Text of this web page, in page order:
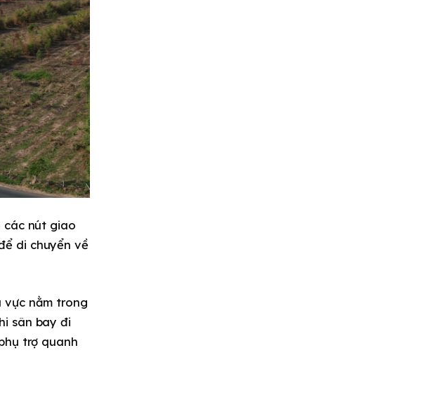
các nút giao
di chuyển về
vực nằm trong
sân bay đi
trợ quanh